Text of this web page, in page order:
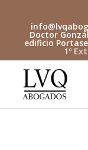
Doctor
edificio
1º